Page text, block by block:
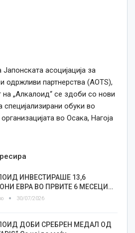
асоцијација за
одржливи партнерства (AOTS),
„Алкалоид“ се здоби со нови
обуки во
во Осака, Нагоја
ИНВЕСТИРАШЕ 13,6
ЕВРА ВО ПРВИТЕ 6 МЕСЕЦИ…
30/07/2026
ДОБИ СРЕБРЕН МЕДАЛ ОД